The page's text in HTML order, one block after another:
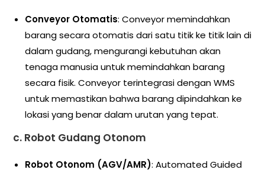
Conveyor Otomatis: Conveyor memindahkan
barang secara otomatis dari satu titik ke titik lain di
dalam gudang, mengurangi kebutuhan akan
tenaga manusia untuk memindahkan barang
secara fisik. Conveyor terintegrasi dengan WMS
untuk memastikan bahwa barang dipindahkan ke
lokasi yang benar dalam urutan yang tepat.
c. Robot Gudang Otonom
Robot Otonom (AGV/AMR): Automated Guided